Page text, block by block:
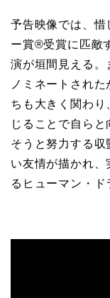
予告映像では、惜
ー賞®受賞に匹敵
演が垣間見える
ノミネートされ
ちも大きく関わ
じることで自ら
そうと努力する
い友情が描かれ
るヒューマン・ド